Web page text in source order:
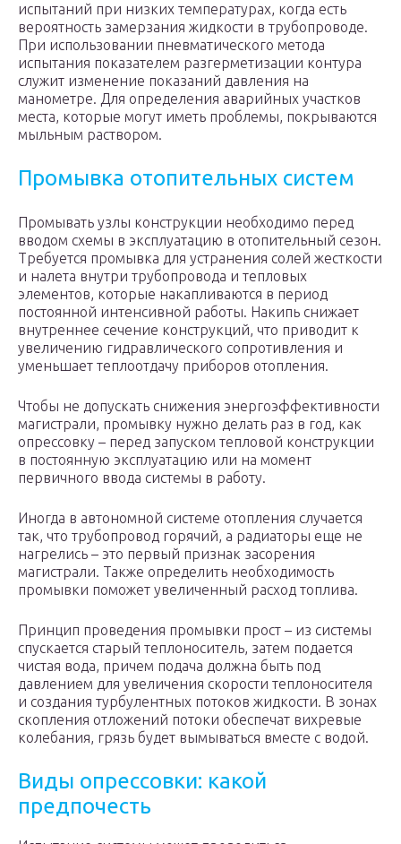
испытаний при низких температурах, когда есть
вероятность замерзания жидкости в трубопроводе.
При использовании пневматического метода
испытания показателем разгерметизации контура
служит изменение показаний давления на
манометре. Для определения аварийных участков
места, которые могут иметь проблемы, покрываются
мыльным раствором.
Промывка отопительных систем
Промывать узлы конструкции необходимо перед
вводом схемы в эксплуатацию в отопительный сезон.
Требуется промывка для устранения солей жесткости
и налета внутри трубопровода и тепловых
элементов, которые накапливаются в период
постоянной интенсивной работы. Накипь снижает
внутреннее сечение конструкций, что приводит к
увеличению гидравлического сопротивления и
уменьшает теплоотдачу приборов отопления.
Чтобы не допускать снижения энергоэффективности
магистрали, промывку нужно делать раз в год, как
опрессовку – перед запуском тепловой конструкции
в постоянную эксплуатацию или на момент
первичного ввода системы в работу.
Иногда в автономной системе отопления случается
так, что трубопровод горячий, а радиаторы еще не
нагрелись – это первый признак засорения
магистрали. Также определить необходимость
промывки поможет увеличенный расход топлива.
Принцип проведения промывки прост – из системы
спускается старый теплоноситель, затем подается
чистая вода, причем подача должна быть под
давлением для увеличения скорости теплоносителя
и создания турбулентных потоков жидкости. В зонах
скопления отложений потоки обеспечат вихревые
колебания, грязь будет вымываться вместе с водой.
Виды опрессовки: какой
предпочесть